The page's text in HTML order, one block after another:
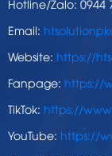
Hotline/Zalo: 0944
Email:
Website: https://
Fanpage: https://
TikTok: https://
YouTube: https://